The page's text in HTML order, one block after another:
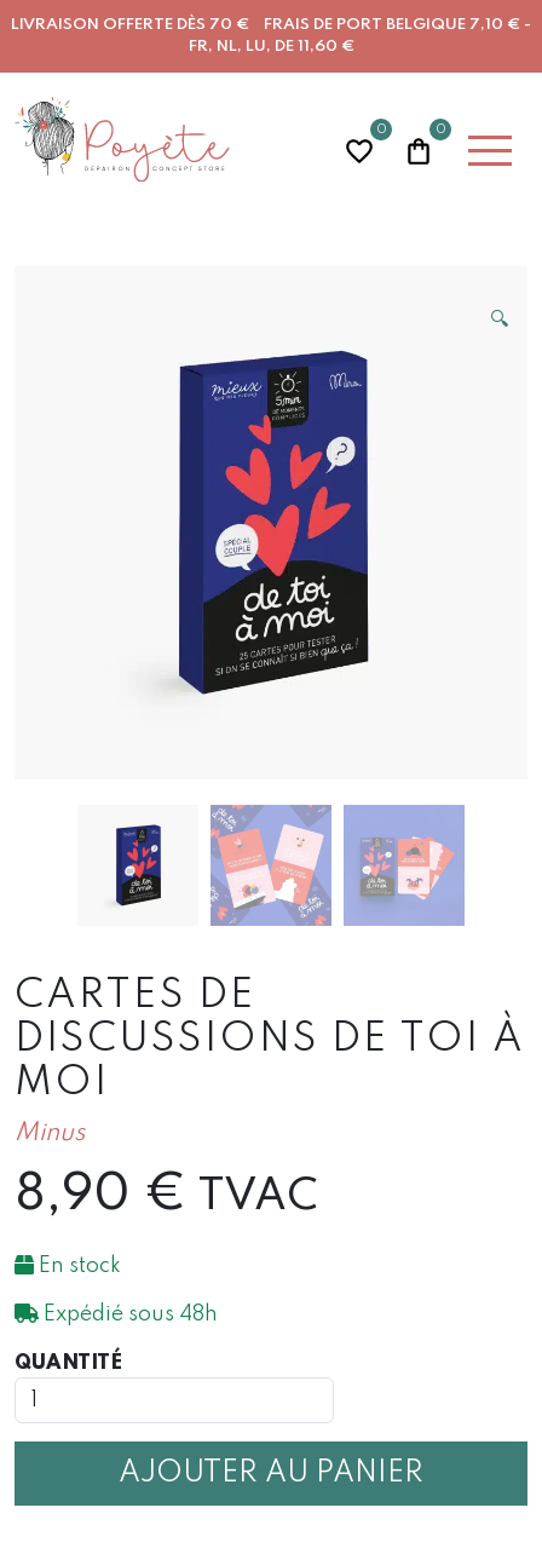
LIVRAISON OFFERTE DÈS 70 € FRAIS DE PORT BELGIQUE 7,10 € -
FR, NL, LU, DE 11,60 €
0 0
🔍
CARTES DE
DISCUSSIONS DE TOI À
MOI
Minus
8,90 € TVAC
En stock
Expédié sous 48h
QUANTITÉ
DE
DISCUSSIONS
AJOUTER AU PANIER